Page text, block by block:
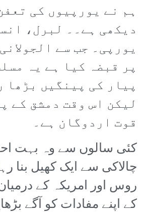
ہم نے یورپیوں کی
دیکھی ہے۔۔ لبرل،
یورپی۔ جب سے
پر قبضہ کیا ہے یہ
پیار کی پینگیں بڑھا
لیکن اس وقت دمشق کے
قوت اردوگان ہے۔
کئی سالوں سے وہ بہت
چالاکی سے ایک کھیل بنا
روس اور امریکہ کے
کے اپنے مفادات کو آگے